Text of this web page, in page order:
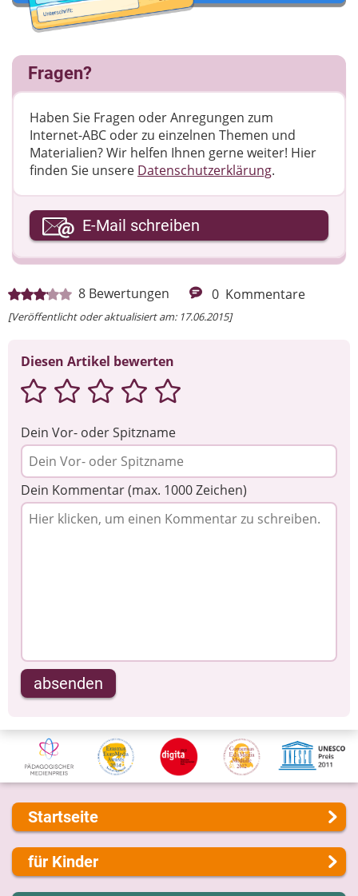
8 Bewertungen 0 Kommentare
[Veröffentlicht oder aktualisiert am: 17.06.2015]
Diesen Artikel bewerten
Dein Vor- oder Spitzname
Dein Kommentar (max. 1000 Zeichen)
absenden
Fragen?
Haben Sie Fragen oder Anregungen zum
Internet-ABC oder zu einzelnen Themen und
Materialien? Wir helfen Ihnen gerne weiter! ​Hier
finden Sie unsere Datenschutzerklärung.
Ihre E-Mail-Adresse
Ihre Nachricht
E-Mail schreiben
Startseite
Über uns
Presse
für Kinder